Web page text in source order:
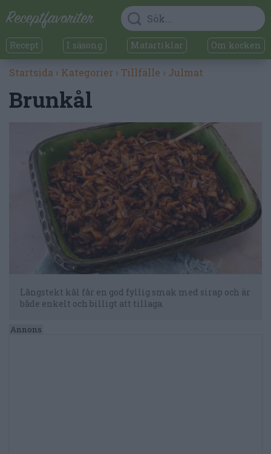
Recept I säsong Matartiklar Om kocken
Startsida › Kategorier › Tillfälle › Julmat
Brunkål
Långstekt kål får en god fyllig smak med sirap och är
både enkelt och billigt att tillaga.